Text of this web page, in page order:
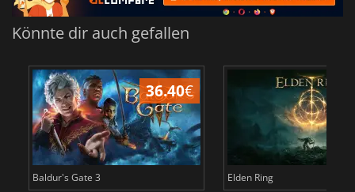
Könnte dir auch gefallen
36.40€
Baldur's Gate 3 Elden Ring